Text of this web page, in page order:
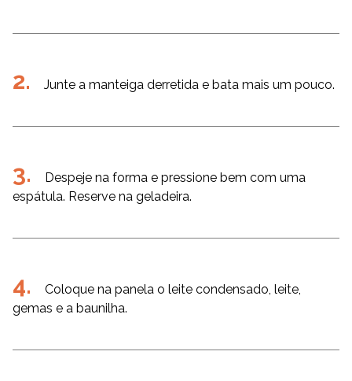
Junte a manteiga derretida e bata mais um pouco.
Despeje na forma e pressione bem com uma
espátula. Reserve na geladeira.
Coloque na panela o leite condensado, leite,
gemas e a baunilha.